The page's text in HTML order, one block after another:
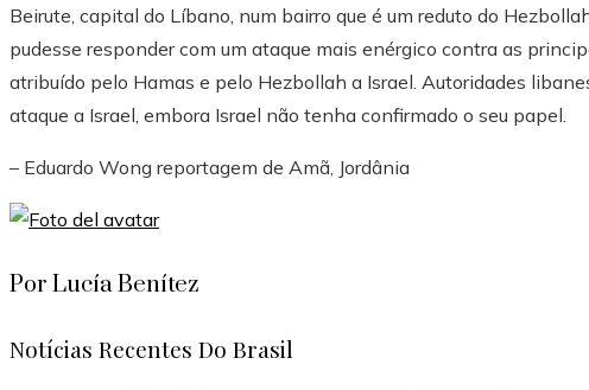
Beirute, capital do Líbano, num bairro que é um reduto do
pudesse responder com um ataque mais enérgico contra as
atribuído pelo Hamas e pelo Hezbollah a Israel. Autoridades
ataque a Israel, embora Israel não tenha confirmado o seu papel.
– Eduardo Wong reportagem de Amã, Jordânia
Por Lucía Benítez
Notícias Recentes Do Brasil